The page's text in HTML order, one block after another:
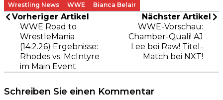
Wrestling News WWE Bianca Belair
Vorheriger Artikel
WWE Road to
WrestleMania
(14.2.26) Ergebnisse:
Rhodes vs. McIntyre
im Main Event
Nächster Artikel
WWE-Vorschau:
Chamber-Quali! AJ
Lee bei Raw! Titel-
Match bei NXT!
Schreiben Sie einen Kommentar